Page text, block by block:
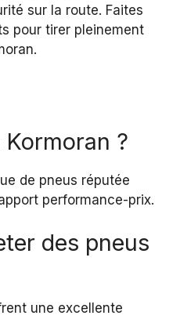
sur la route. Faites
pour tirer pleinement
Kormoran ?
de pneus réputée
performance-prix.
des pneus
une excellente